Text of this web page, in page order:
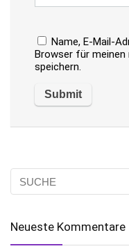
Name, E-Mail-
Browser für
speichern.
Neueste Kommentare